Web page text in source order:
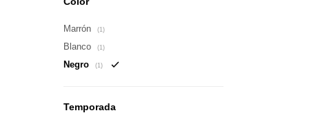
Marrón (1)
Blanco (1)
Negro (1)
Temporada